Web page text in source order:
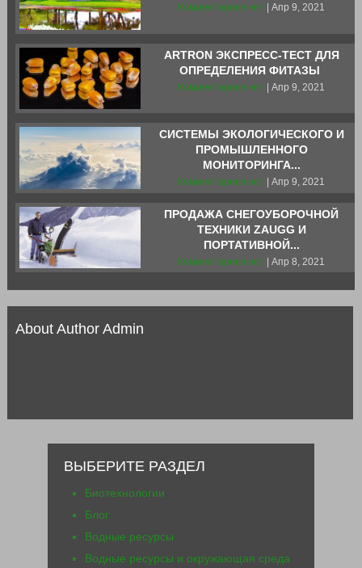
Комментариев нет | Апр 9, 2021
ARTRON ЭКСПРЕСС-ТЕСТ ДЛЯ
ОПРЕДЕЛЕНИЯ ФИТАЗЫ
Комментариев нет | Апр 9, 2021
СИСТЕМЫ ЭКОЛОГИЧЕСКОГО И
ПРОМЫШЛЕННОГО
МОНИТОРИНГА...
Комментариев нет | Апр 9, 2021
ПРОДАЖА СНЕГОУБОРОЧНОЙ
ТЕХНИКИ ZAUGG И
ПОРТАТИВНОЙ...
Комментариев нет | Апр 8, 2021
About Author Admin
ВЫБЕРИТЕ РАЗДЕЛ
Биотехнологии
Блог
Водные ресурсы
Водные ресурсы и окружающая среда